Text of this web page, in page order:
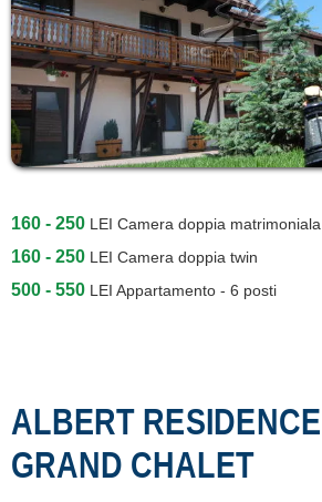
160 - 250 LEI Camera doppia matrimoniala
160 - 250 LEI Camera doppia twin
500 - 550 LEI Appartamento - 6 posti
ALBERT RESIDENCE
GRAND CHALET